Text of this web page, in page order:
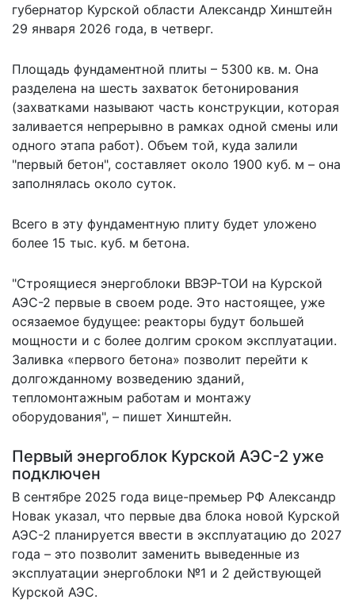
губернатор Курской области Александр Хинштейн
29 января 2026 года, в четверг.
Площадь фундаментной плиты – 5300 кв. м. Она
разделена на шесть захваток бетонирования
(захватками называют часть конструкции, которая
заливается непрерывно в рамках одной смены или
одного этапа работ). Объем той, куда залили
"первый бетон", составляет около 1900 куб. м – она
заполнялась около суток.
Всего в эту фундаментную плиту будет уложено
более 15 тыс. куб. м бетона.
"Строящиеся энергоблоки ВВЭР-ТОИ на Курской
АЭС-2 первые в своем роде. Это настоящее, уже
осязаемое будущее: реакторы будут большей
мощности и с более долгим сроком эксплуатации.
Заливка «первого бетона» позволит перейти к
долгожданному возведению зданий,
тепломонтажным работам и монтажу
оборудования", – пишет Хинштейн.
Первый энергоблок Курской АЭС-2 уже
подключен
В сентябре 2025 года вице-премьер РФ Александр
Новак указал, что первые два блока новой Курской
АЭС-2 планируется ввести в эксплуатацию до 2027
года – это позволит заменить выведенные из
эксплуатации энергоблоки №1 и 2 действующей
Курской АЭС.